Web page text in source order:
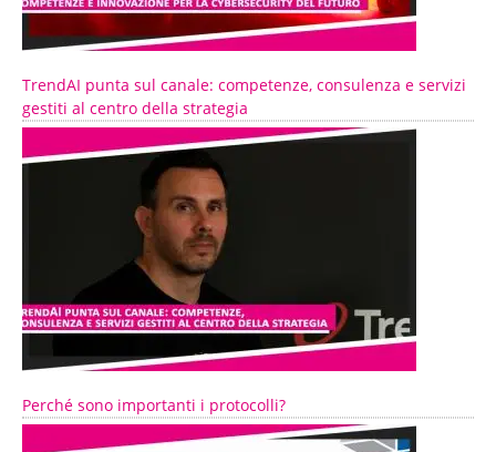
TrendAI punta sul canale: competenze, consulenza e servizi
gestiti al centro della strategia
Perché sono importanti i protocolli?